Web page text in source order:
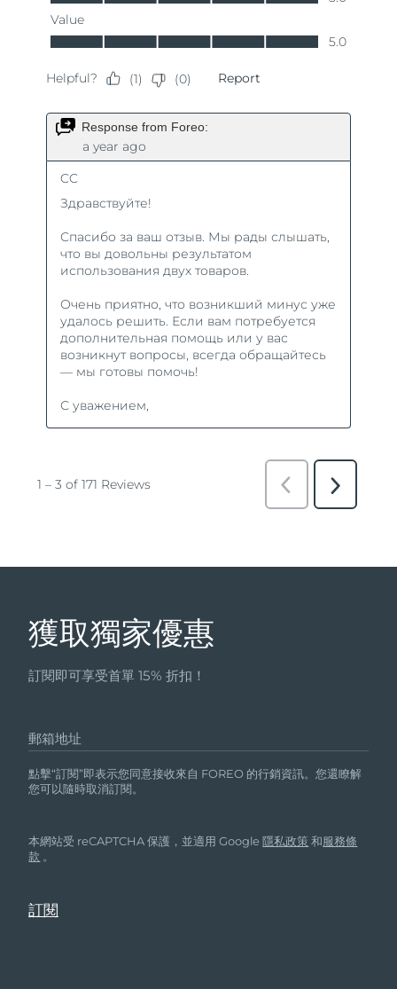
獲取獨家優惠
訂閱即可享受首單 15% 折扣！
郵箱地址
點擊“訂閱”即表示您同意接收來自 FOREO 的行銷資訊。您還瞭解
您可以隨時取消訂閱。
本網站受 reCAPTCHA 保護，並適用 Google隱私政策 和服務條
款 。